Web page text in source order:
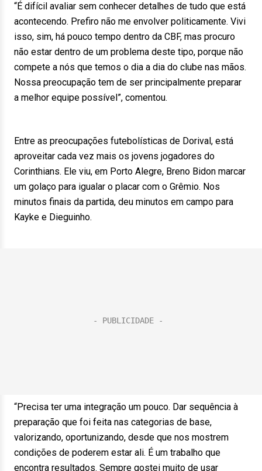
“É difícil avaliar sem conhecer detalhes de tudo que está
acontecendo. Prefiro não me envolver politicamente. Vivi
isso, sim, há pouco tempo dentro da CBF, mas procuro
não estar dentro de um problema deste tipo, porque não
compete a nós que temos o dia a dia do clube nas mãos.
Nossa preocupação tem de ser principalmente preparar
a melhor equipe possível”, comentou.
Entre as preocupações futebolísticas de Dorival, está
aproveitar cada vez mais os jovens jogadores do
Corinthians. Ele viu, em Porto Alegre, Breno Bidon marcar
um golaço para igualar o placar com o Grêmio. Nos
minutos finais da partida, deu minutos em campo para
Kayke e Dieguinho.
“Precisa ter uma integração um pouco. Dar sequência à
preparação que foi feita nas categorias de base,
valorizando, oportunizando, desde que nos mostrem
condições de poderem estar ali. É um trabalho que
encontra resultados. Sempre gostei muito de usar